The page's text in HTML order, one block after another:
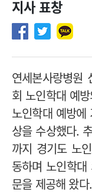
지사 표창
연세본사랑병원
회 노인학대 예
노인학대 예방에
상을 수상했다.
까지 경기도 노
동하며 노인학
문을 제공해 왔다.